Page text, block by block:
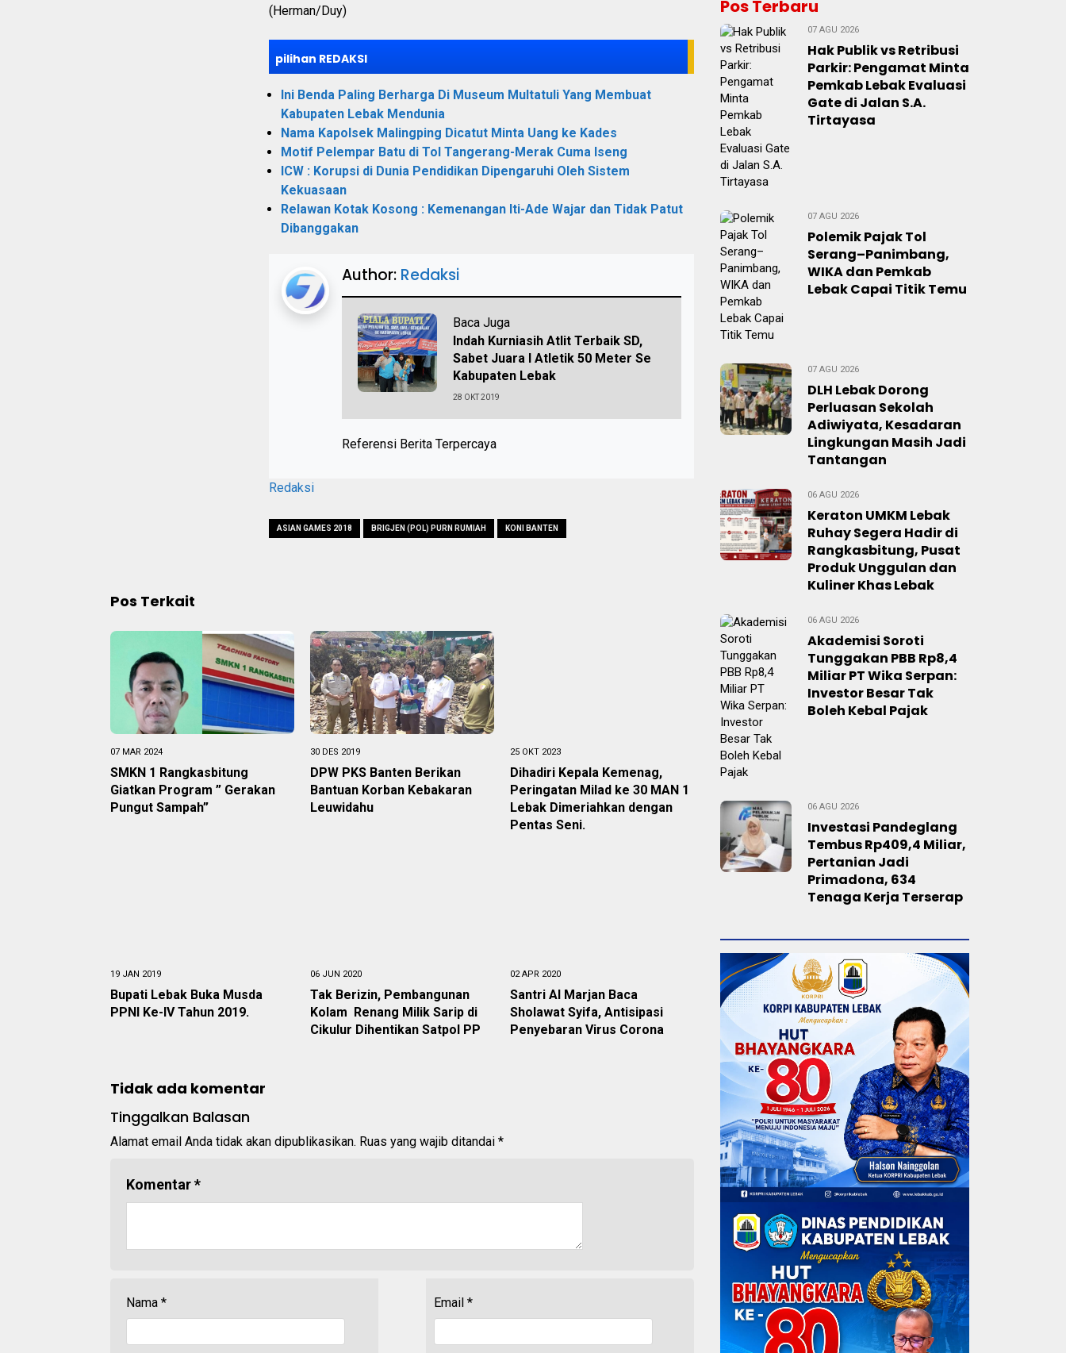
(Herman/Duy)
pilihan REDAKSI
Ini Benda Paling Berharga Di Museum Multatuli Yang Membuat
Kabupaten Lebak Mendunia
Nama Kapolsek Malingping Dicatut Minta Uang ke Kades
Motif Pelempar Batu di Tol Tangerang-Merak Cuma Iseng
ICW : Korupsi di Dunia Pendidikan Dipengaruhi Oleh Sistem
Kekuasaan
Relawan Kotak Kosong : Kemenangan Iti-Ade Wajar dan Tidak Patut
Dibanggakan
Author: Redaksi
Baca Juga
Indah Kurniasih Atlit Terbaik SD,
Sabet Juara I Atletik 50 Meter Se
Kabupaten Lebak
28 OKT 2019
Referensi Berita Terpercaya
Redaksi
ASIAN GAMES 2018 BRIGJEN (POL) PURN RUMIAH KONI BANTEN
Pos Terkait
07 MAR 2024
SMKN 1 Rangkasbitung
Giatkan Program ” Gerakan
Pungut Sampah”
30 DES 2019
DPW PKS Banten Berikan
Bantuan Korban Kebakaran
Leuwidahu
25 OKT 2023
Dihadiri Kepala Kemenag,
Peringatan Milad ke 30 MAN 1
Lebak Dimeriahkan dengan
Pentas Seni.
19 JAN 2019
Bupati Lebak Buka Musda
PPNI Ke-IV Tahun 2019.
06 JUN 2020
Tak Berizin, Pembangunan
Kolam Renang Milik Sarip di
Cikulur Dihentikan Satpol PP
02 APR 2020
Santri Al Marjan Baca
Sholawat Syifa, Antisipasi
Penyebaran Virus Corona
Tidak ada komentar
Tinggalkan Balasan
Alamat email Anda tidak akan dipublikasikan. Ruas yang wajib ditandai *
Komentar*
Nama * Email *
Pos Terbaru
07 AGU 2026
Hak Publik vs Retribusi
Parkir: Pengamat Minta
Pemkab Lebak Evaluasi
Gate di Jalan S.A.
Tirtayasa
07 AGU 2026
Polemik Pajak Tol
Serang–Panimbang,
WIKA dan Pemkab
Lebak Capai Titik Temu
07 AGU 2026
DLH Lebak Dorong
Perluasan Sekolah
Adiwiyata, Kesadaran
Lingkungan Masih Jadi
Tantangan
06 AGU 2026
Keraton UMKM Lebak
Ruhay Segera Hadir di
Rangkasbitung, Pusat
Produk Unggulan dan
Kuliner Khas Lebak
06 AGU 2026
Akademisi Soroti
Tunggakan PBB Rp8,4
Miliar PT Wika Serpan:
Investor Besar Tak
Boleh Kebal Pajak
06 AGU 2026
Investasi Pandeglang
Tembus Rp409,4 Miliar,
Pertanian Jadi
Primadona, 634
Tenaga Kerja Terserap